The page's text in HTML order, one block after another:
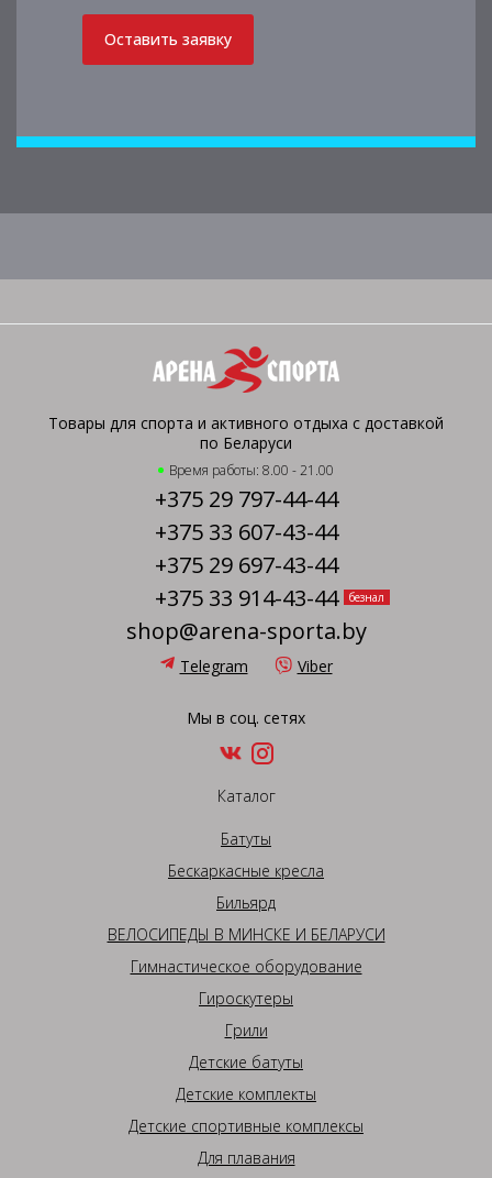
Оставить заявку
Товары для спорта и активного отдыха с доставкой
по Беларуси
Время работы: 8.00 - 21.00
+375 29 797-44-44
+375 33 607-43-44
+375 29 697-43-44
+375 33 914-43-44
безнал
shop@arena-sporta.by
Telegram Viber
Мы в соц. сетях
Каталог
Батуты
Бескаркасные кресла
Бильярд
ВЕЛОСИПЕДЫ В МИНСКЕ И БЕЛАРУСИ
Гимнастическое оборудование
Гироскутеры
Грили
Детские батуты
Детские комплекты
Детские спортивные комплексы
Для плавания